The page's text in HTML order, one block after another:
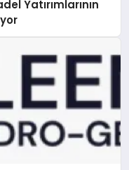
Yatırımlarının